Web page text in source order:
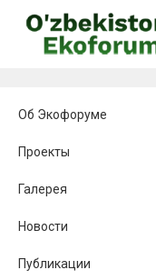
Об Экофоруме
Проекты
Галерея
Новости
Публикации